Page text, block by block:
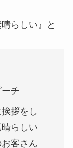
らしい』と
チ
拶をし
らしい
客さん